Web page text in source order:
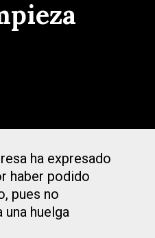
ha expresado
haber podido
pues no
una huelga